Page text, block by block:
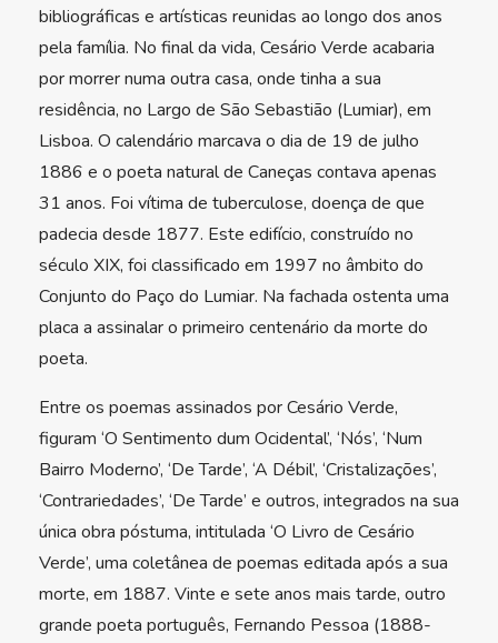
bibliográficas e artísticas reunidas ao longo dos anos
pela família. No final da vida, Cesário Verde acabaria
por morrer numa outra casa, onde tinha a sua
residência, no Largo de São Sebastião (Lumiar), em
Lisboa. O calendário marcava o dia de 19 de julho
1886 e o poeta natural de Caneças contava apenas
31 anos. Foi vítima de tuberculose, doença de que
padecia desde 1877. Este edifício, construído no
século XIX, foi classificado em 1997 no âmbito do
Conjunto do Paço do Lumiar. Na fachada ostenta uma
placa a assinalar o primeiro centenário da morte do
poeta.
Entre os poemas assinados por Cesário Verde,
figuram ‘O Sentimento dum Ocidental’, ‘Nós’, ‘Num
Bairro Moderno’, ‘De Tarde’, ‘A Débil’, ‘Cristalizações’,
‘Contrariedades’, ‘De Tarde’ e outros, integrados na sua
única obra póstuma, intitulada ‘O Livro de Cesário
Verde’, uma coletânea de poemas editada após a sua
morte, em 1887. Vinte e sete anos mais tarde, outro
grande poeta português, Fernando Pessoa (1888-